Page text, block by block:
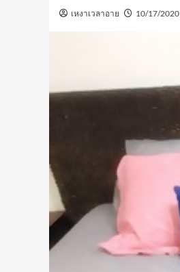
เหงาเวลาอาย 10/17/2020